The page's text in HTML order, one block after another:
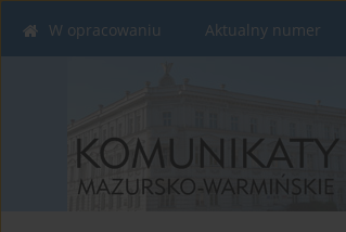
W opracowaniu Aktualny numer